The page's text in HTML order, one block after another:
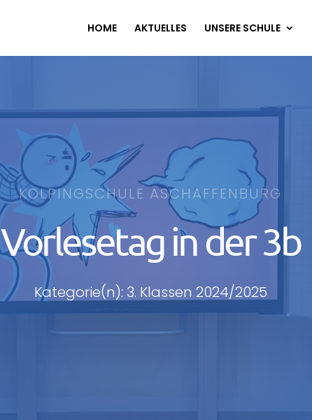
HOME AKTUELLES UNSERE SCHULE
KOLPINGSCHULE ASCHAFFENBURG
Vorlesetag in der 3b
Kategorie(n): 3. Klassen 2024/2025